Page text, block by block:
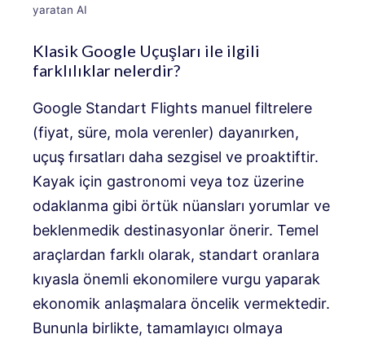
yaratan AI
Klasik Google Uçuşları ile ilgili
farklılıklar nelerdir?
Google Standart Flights manuel filtrelere
(fiyat, süre, mola verenler) dayanırken,
uçuş fırsatları daha sezgisel ve proaktiftir.
Kayak için gastronomi veya toz üzerine
odaklanma gibi örtük nüansları yorumlar ve
beklenmedik destinasyonlar önerir. Temel
araçlardan farklı olarak, standart oranlara
kıyasla önemli ekonomilere vurgu yaparak
ekonomik anlaşmalara öncelik vermektedir.
Bununla birlikte, tamamlayıcı olmaya